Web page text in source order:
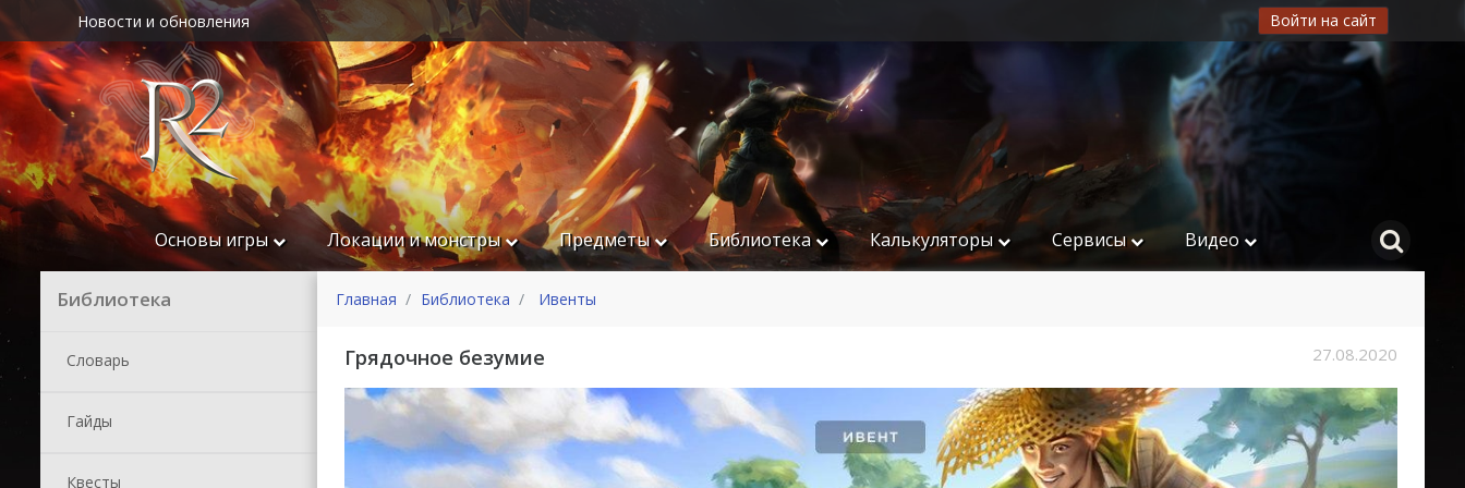
Новости и обновления Войти на сайт
Основы игры Локации и монстры Предметы Библиотека Калькуляторы Сервисы Видео
Библиотека
Словарь
Гайды
Квесты
Главная Библиотека Ивенты
Грядочное безумие 27.08.2020